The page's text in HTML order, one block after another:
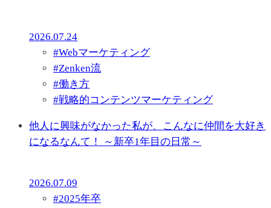
2026.07.24
#Webマーケティング
#Zenken流
#働き方
#戦略的コンテンツマーケティング
他人に興味がなかった私が、こんなに仲間を大好き
になるなんて！ ～新卒1年目の日常～
2026.07.09
#2025年卒